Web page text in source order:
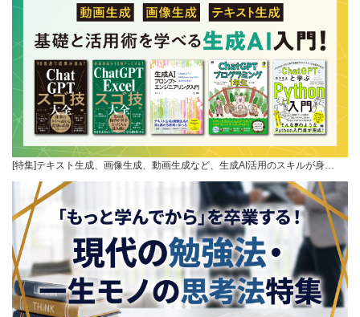
[特集]テキスト生成、画像生成、動画生成など、生成AI活用のスキルが身…